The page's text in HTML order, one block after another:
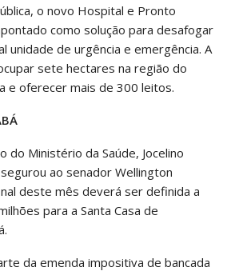
o novo Hospital e Pronto
como solução para desafogar
unidade de urgência e emergência. A
sete hectares na região do
e oferecer mais de 300 leitos.
do Ministério da Saúde, Jocelino
ao senador Wellington
deste mês deverá ser definida a
para a Santa Casa de
da emenda impositiva de bancada